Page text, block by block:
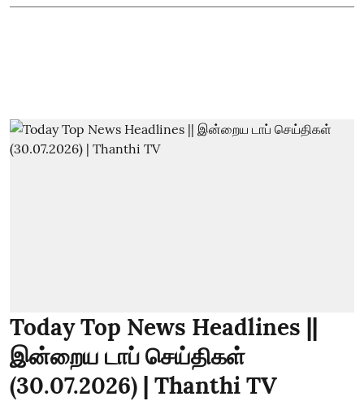
Today Top News Headlines ||
இன்றைய டாப் செய்திகள்
(30.07.2026) | Thanthi TV